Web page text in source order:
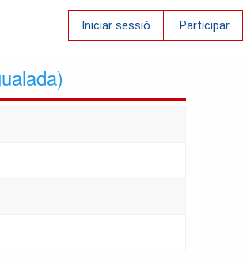
Iniciar sessió Participar